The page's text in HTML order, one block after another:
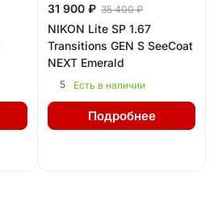
31 900 ₽ 35 400 ₽
NIKON Lite SP 1.67
Transitions GEN S SeeCoat
NEXT Emerald
5 Есть в наличии
Подробнее